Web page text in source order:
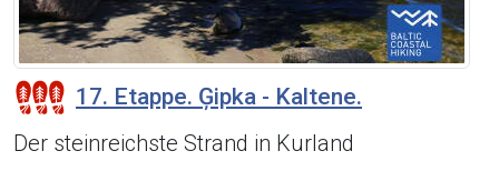
17. Etappe. Ģipka - Kaltene.
Der steinreichste Strand in Kurland